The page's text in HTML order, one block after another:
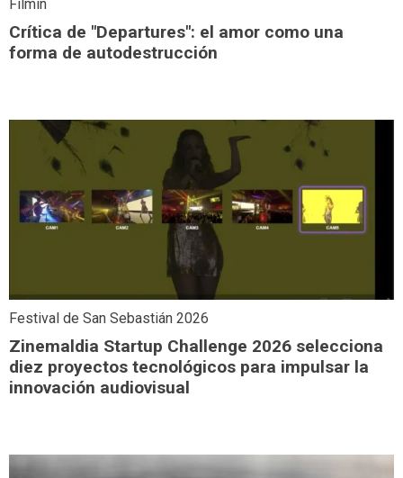
Filmin
Crítica de "Departures": el amor como una
forma de autodestrucción
Festival de San Sebastián 2026
Zinemaldia Startup Challenge 2026 selecciona
diez proyectos tecnológicos para impulsar la
innovación audiovisual